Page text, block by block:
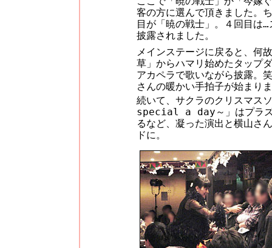
客の方に選んで頂きました。
目が「暁の戦士」。４回目は
披露されました。
メインステージに戻ると、何
草」からハマリ始めたタッ
アカペラで歌いながら披露。
さんの暖かい手拍子が始まり
続いて、サクラのクリスマス
special a day～」はプラズ
るなど、凝った演出と横山さ
ドに。